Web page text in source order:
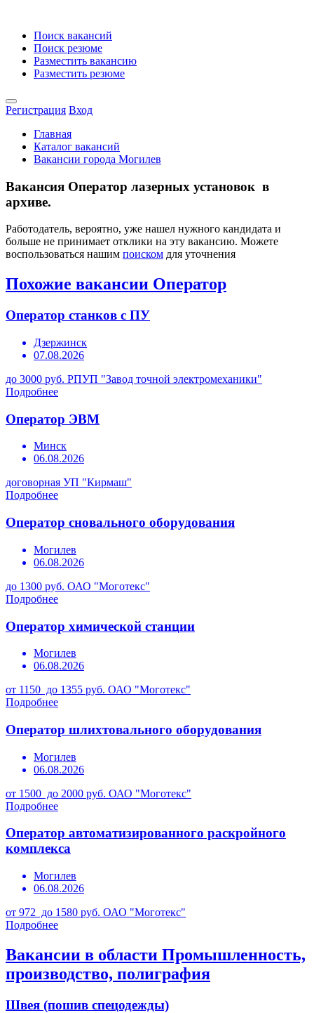
Поиск вакансий
Поиск резюме
Разместить вакансию
Разместить резюме
Регистрация Вход
Главная
Каталог вакансий
Вакансии города Могилев
Вакансия Оператор лазерных установок в
архиве.
Работодатель, вероятно, уже нашел нужного кандидата и
больше не принимает отклики на эту вакансию. Можете
воспользоваться нашим поиском для уточнения
Похожие вакансии Оператор
Оператор станков с ПУ
Дзержинск
07.08.2026
до 3000 руб. РПУП "Завод точной электромеханики"
Подробнее
Оператор ЭВМ
Минск
06.08.2026
договорная УП "Кирмаш"
Подробнее
Оператор сновального оборудования
Могилев
06.08.2026
до 1300 руб. ОАО "Моготекс"
Подробнее
Оператор химической станции
Могилев
06.08.2026
от 1150 до 1355 руб. ОАО "Моготекс"
Подробнее
Оператор шлихтовального оборудования
Могилев
06.08.2026
от 1500 до 2000 руб. ОАО "Моготекс"
Подробнее
Оператор автоматизированного раскройного
комплекса
Могилев
06.08.2026
от 972 до 1580 руб. ОАО "Моготекс"
Подробнее
Вакансии в области Промышленность,
производство, полиграфия
Швея (пошив спецодежды)